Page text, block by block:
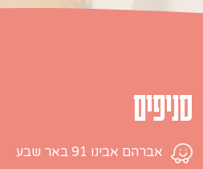
סניפים
אברהם אבינו 91 באר שבע